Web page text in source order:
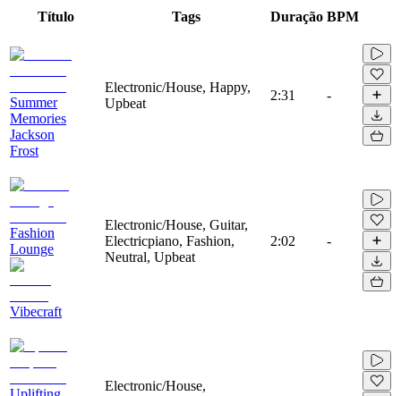
Título Tags Duração BPM
Summer
Memories
Jackson
Frost
Electronic/House, Happy,
Upbeat
2:31 -
Fashion
Lounge
Vibecraft
Electronic/House, Guitar,
Electricpiano, Fashion,
Neutral, Upbeat
2:02 -
Electronic/House,